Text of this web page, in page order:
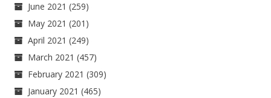
June 2021 (259)
May 2021 (201)
April 2021 (249)
March 2021 (457)
February 2021 (309)
January 2021 (465)